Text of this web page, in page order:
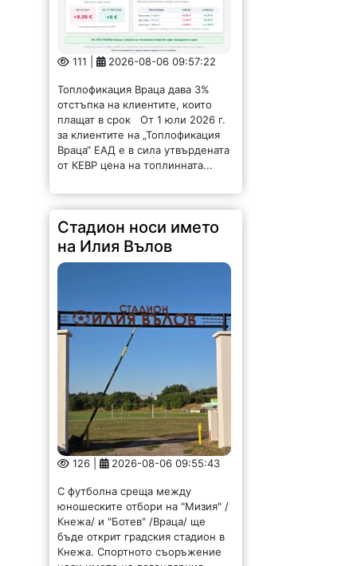
111 | 2026-08-06 09:57:22
Топлофикация Враца дава 3%
отстъпка на клиентите, които
плащат в срок От 1 юли 2026 г.
за клиентите на „Топлофикация
Враца“ ЕАД е в сила утвърдената
от КЕВР цена на топлинната...
Стадион носи името
на Илия Вълов
126 | 2026-08-06 09:55:43
С футболна среща между
юношеските отбори на "Мизия" /
Кнежа/ и "Ботев" /Враца/ ще
бъде открит градския стадион в
Кнежа. Спортното съоръжение
носи името на легендарния
вратар от близкото минало
Илия...